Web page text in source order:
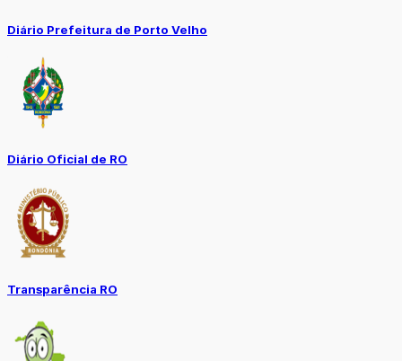
Diário Prefeitura de Porto Velho
Diário Oficial de RO
Transparência RO